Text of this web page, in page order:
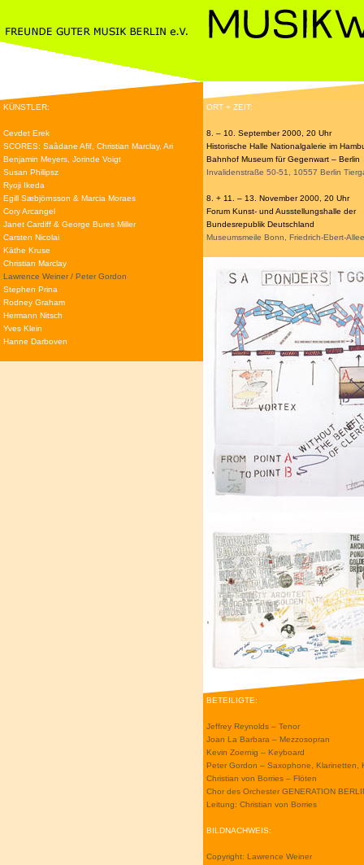
KÜNSTLER:
Cevdet Erek
SCORES: Saâdane Afif, Christian Marclay, Ari
Benjamin Meyers, Jorinde Voigt
Susan Philipsz
Ryoji Ikeda
Egill Sæbjörnsson & Marcia Moraes
Cory Arcangel
Janet Cardiff & George Bures Miller
Carsten Nicolai
Käthe Kruse
Christian Marclay
Lawrence Weiner / Peter Gordon
Stephen Prina
Rodney Graham
Hermann Nitsch
Yves Klein
Hanne Darboven
ORT + ZEIT:
8. – 10. September 2000, 20 Uhr
Historische Halle Nationalgalerie im
Bahnhof Museum für Gegenwart – Berlin
Invalidenstraße 50-51, 10557 Berlin
8. + 11. – 13. November 2000, 20 Uhr
Forum Kunst- und Ausstellungshalle der
Bundesrepublik Deutschland
Museumsmeile Bonn, Friedrich-Ebert-
BETEILIGTE:
Jeffrey Reynolds – Tenor
Joan La Barbara – Mezzosopran
Kevin Zoernig – Keyboard
Peter Gordon – Saxophone, Klarinetten,
Christian von Borries – Flöten
Chor des Orchester GENERATION
Leitung: Christian von Borries
BILDNACHWEIS:
Copyright: Lawrence Weiner